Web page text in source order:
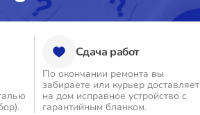
Сдача работ
По окончании ремонта вы
забираете или курьер доставляет
на дом исправное устройство с
гарантийным бланком.